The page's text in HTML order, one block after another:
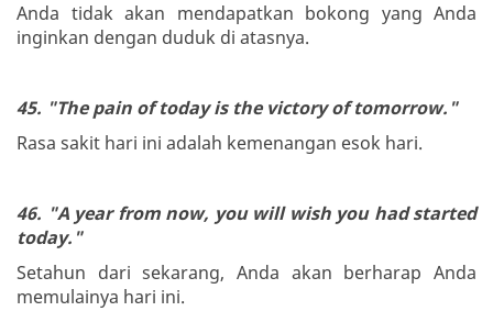
Anda tidak akan mendapatkan bokong yang Anda
inginkan dengan duduk di atasnya.
45. "The pain of today is the victory of tomorrow."
Rasa sakit hari ini adalah kemenangan esok hari.
46. "A year from now, you will wish you had started
today."
Setahun dari sekarang, Anda akan berharap Anda
memulainya hari ini.